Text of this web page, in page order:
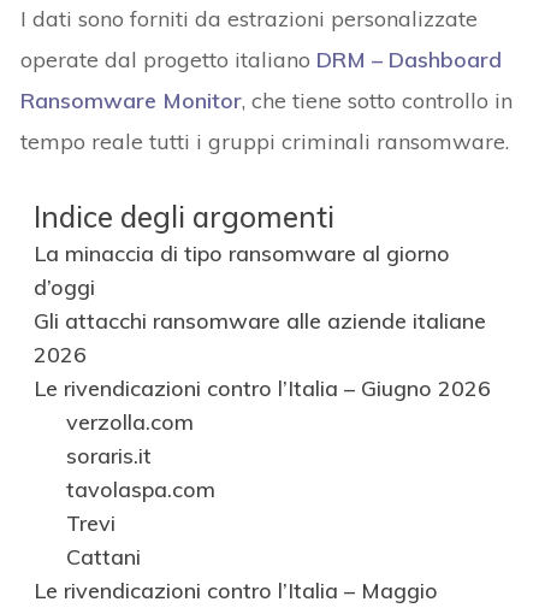
I dati sono forniti da estrazioni personalizzate
operate dal progetto italiano DRM – Dashboard
Ransomware Monitor, che tiene sotto controllo in
tempo reale tutti i gruppi criminali ransomware.
Indice degli argomenti
La minaccia di tipo ransomware al giorno
d’oggi
Gli attacchi ransomware alle aziende italiane
2026
Le rivendicazioni contro l’Italia – Giugno 2026
verzolla.com
soraris.it
tavolaspa.com
Trevi
Cattani
Le rivendicazioni contro l’Italia – Maggio